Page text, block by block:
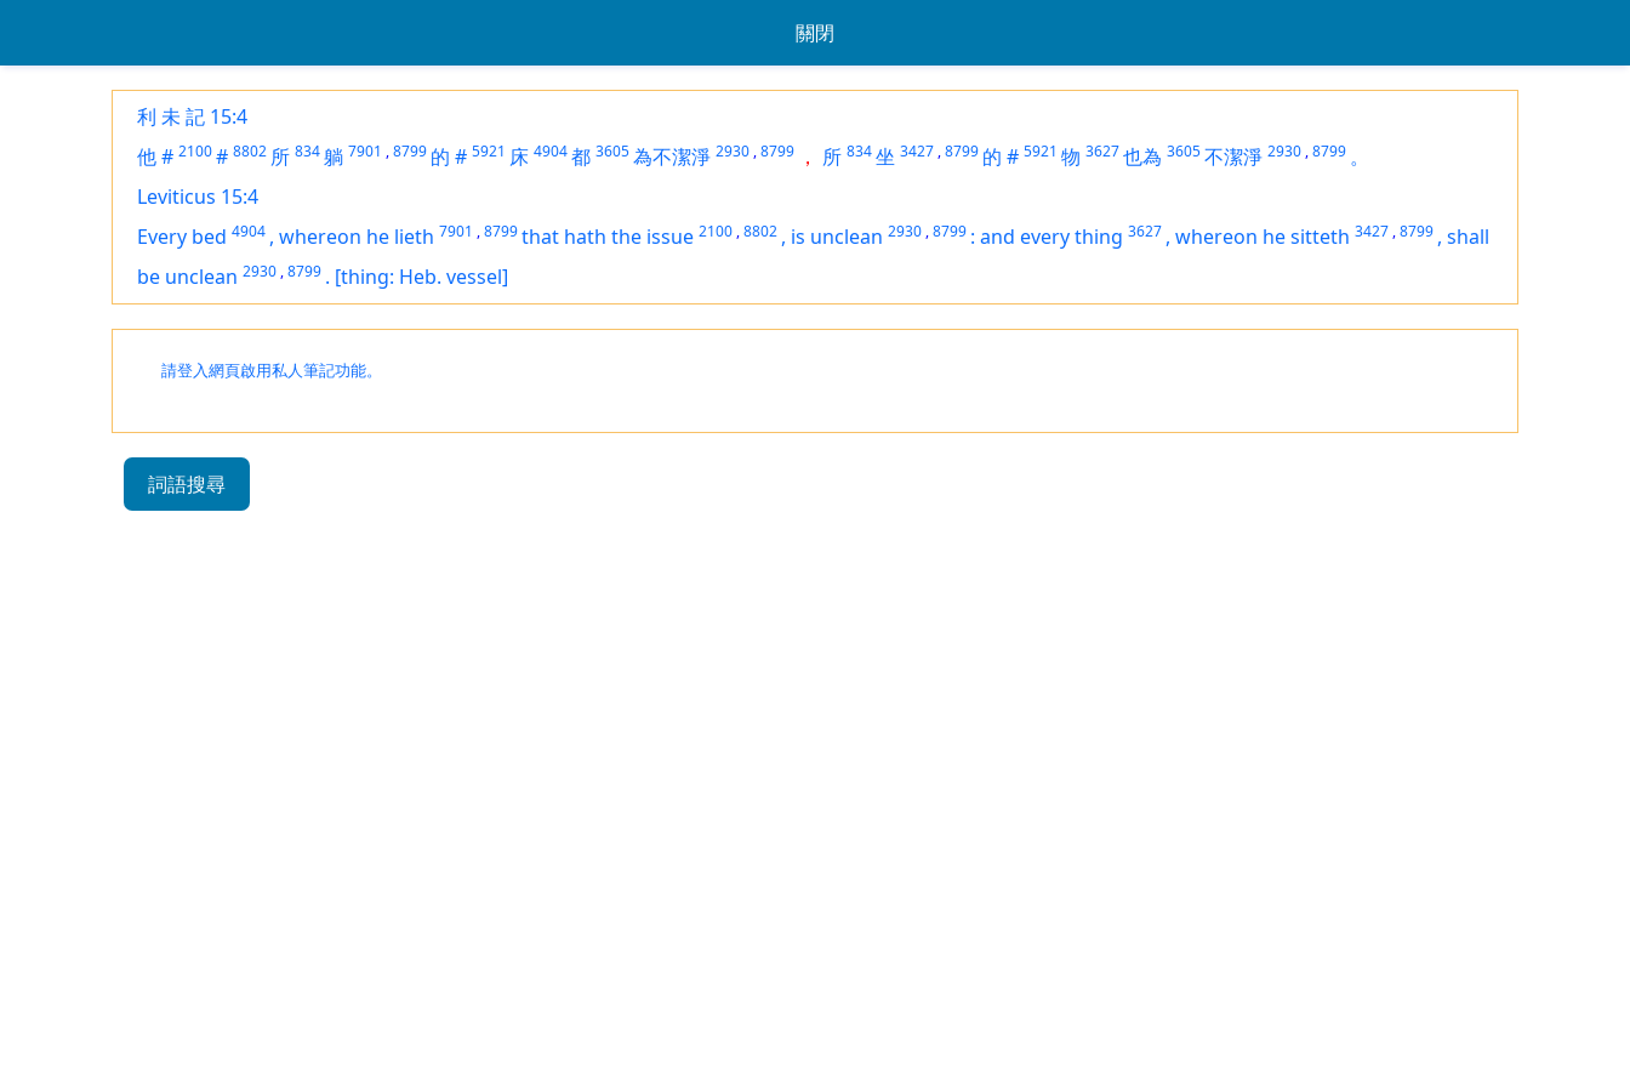
關閉
利 未 記 15:4
他# 2100# 8802 所 834躺 7901 ,8799 的 # 5921 床 4904都 3605為不潔淨 2930 ,8799 ， 所 834坐 3427 ,8799 的 # 5921 物 3627也為 3605不潔淨 2930 ,8799 。
Leviticus 15:4
Every bed 4904 , whereon he lieth 7901 ,8799that hath the issue 2100 ,8802 , is unclean 2930 ,8799 : and every thing 3627 , whereon he sitteth 3427 ,8799 , shall
be unclean 2930 ,8799 . [thing: Heb. vessel]
請登入網頁啟用私人筆記功能。
詞語搜尋